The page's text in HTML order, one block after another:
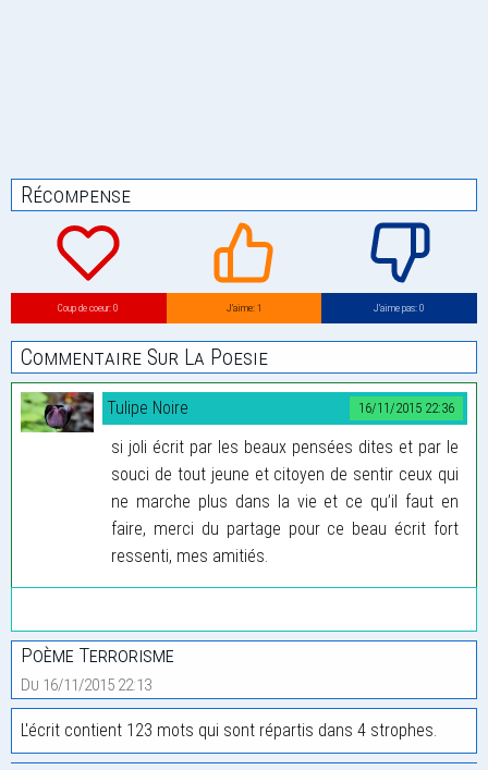
Récompense
Coup de coeur: 0 J’aime: 1 J’aime pas: 0
Commentaire Sur La Poesie
16/11/2015 22:36
Tulipe Noire
si joli écrit par les beaux pensées dites et par le
souci de tout jeune et citoyen de sentir ceux qui
ne marche plus dans la vie et ce qu’il faut en
faire, merci du partage pour ce beau écrit fort
ressenti, mes amitiés.
Poème Terrorisme
Du 16/11/2015 22:13
L'écrit contient 123 mots qui sont répartis dans 4 strophes.